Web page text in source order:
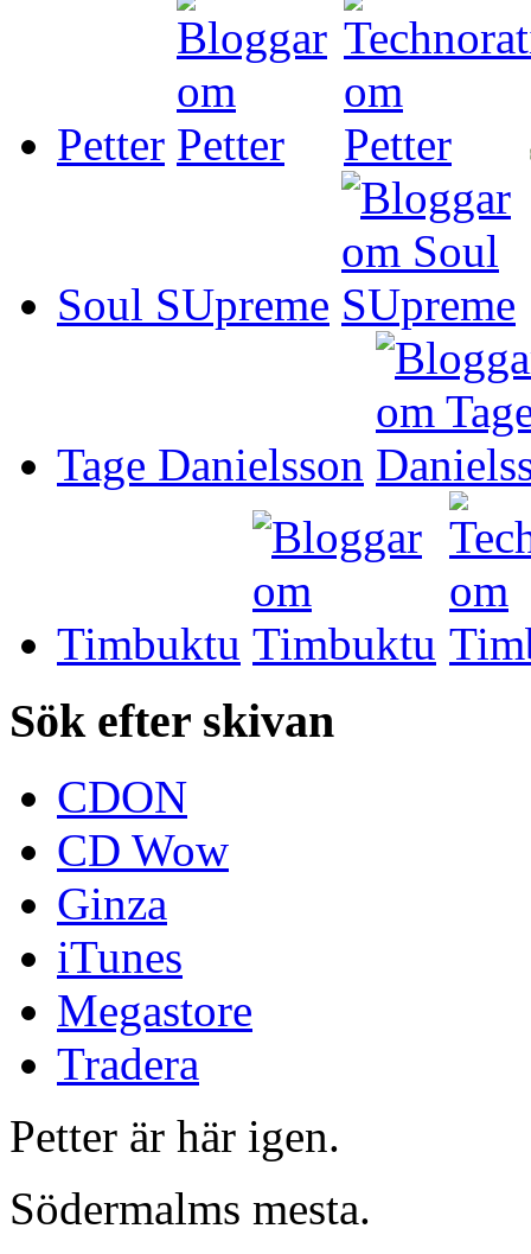
Petter
Soul SUpreme
Tage Danielsson
Timbuktu
Sök efter skivan
CDON
CD Wow
Ginza
iTunes
Megastore
Tradera
Petter är här igen.
Södermalms mesta.